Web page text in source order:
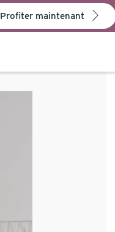
Profiter maintenant